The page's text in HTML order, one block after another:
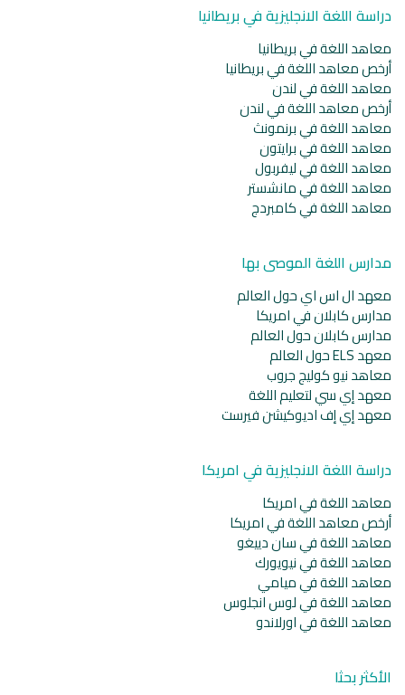
دراسة اللغة الانجليزية في بريطانيا
معاهد اللغة في بريطانيا
أرخص معاهد اللغة في بريطانيا
معاهد اللغة في لندن
أرخص معاهد اللغة في لندن
معاهد اللغة في برنمونث
معاهد اللغة في برايتون
معاهد اللغة في ليفربول
معاهد اللغة في مانشستر
معاهد اللغة في كامبردج
مدارس اللغة الموصى بها
معهد ال اس اي حول العالم
مدارس كابلان في امريكا
مدارس كابلان حول العالم
معهد ELS حول العالم
معاهد نيو كوليج جروب
معهد إي سي لتعليم اللغة
معهد إي إف اديوكيشن فيرست
دراسة اللغة الانجليزية في امريكا
معاهد اللغة في امريكا
أرخص معاهد اللغة في امريكا
معاهد اللغة في سان دييغو
معاهد اللغة في نيويورك
معاهد اللغة في ميامي
معاهد اللغة في لوس انجلوس
معاهد اللغة في اورلاندو
الأكثر بحثا